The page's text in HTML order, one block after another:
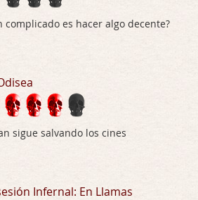
Para entretenerte un domingo por la tarde …
de Almas Oscuras
complicado es hacer algo decente?
sigue salvando los cines
Infernal: En Llamas